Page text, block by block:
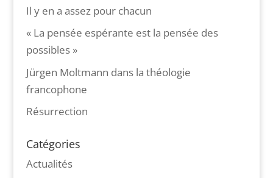
Il y en a assez pour chacun
« La pensée espérante est la pensée des
possibles »
Jürgen Moltmann dans la théologie
francophone
Résurrection
Catégories
Actualités